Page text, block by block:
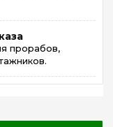
прорабов,